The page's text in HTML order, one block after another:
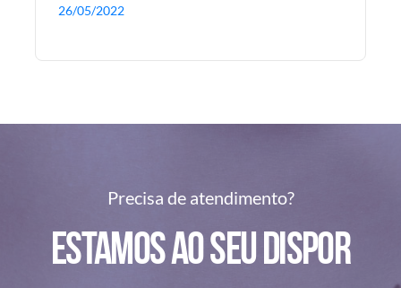
26/05/2022
Precisa de atendimento?
Estamos ao seu dispor